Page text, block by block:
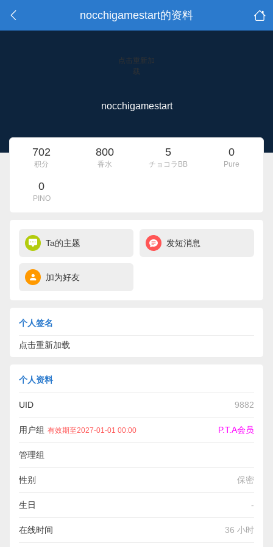
nocchigamestart的资料
点击重新加
载
nocchigamestart
702
积分
800
香水
5
チョコラBB
0
Pure
0
PINO
Ta的主题 发短消息
加为好友
个人签名
点击重新加载
个人资料
UID 9882
用户组 有效期至2027-01-01 00:00 P.T.A会员
管理组
性别 保密
生日 -
在线时间 36 小时